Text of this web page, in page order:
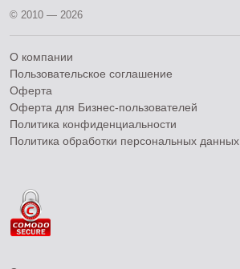
© 2010 — 2026
О компании
Пользовательское соглашение
Оферта
Оферта для Бизнес-пользователей
Политика конфиденциальности
Политика обработки персональных данных